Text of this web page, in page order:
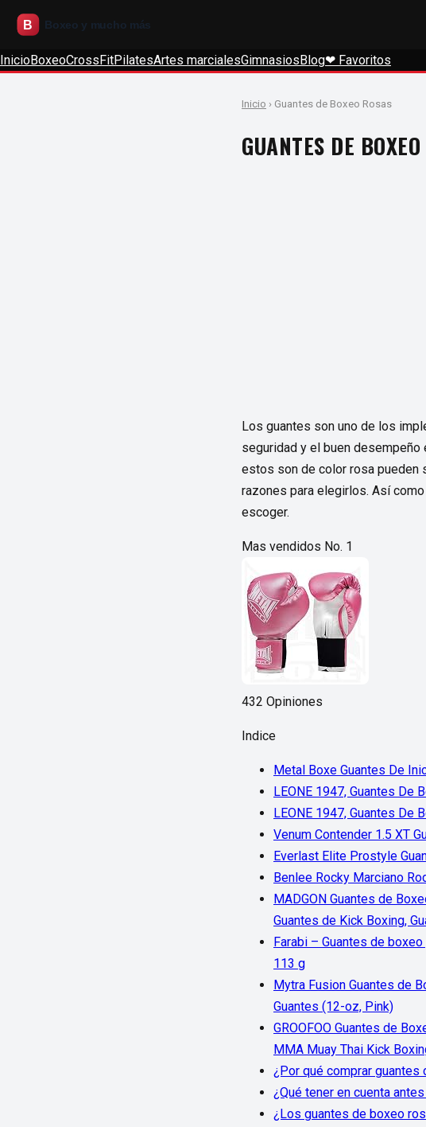
InicioBoxeoCrossFitPilatesArtes marcialesGimnasiosBlog❤ Favoritos
Inicio › Guantes de Boxeo Rosas
GUANTES DE
Los guantes son uno de los
seguridad y el buen
estos son de color rosa pueden
razones para elegirlos. Así
escoger.
Mas vendidos No. 1
432 Opiniones
Indice
Metal Boxe Guantes De
LEONE 1947, Guantes De
LEONE 1947, Guantes De
Venum Contender 1.5 XT
Everlast Elite Prostyle
Benlee Rocky Marciano
MADGON Guantes de
Guantes de Kick Boxing,
Farabi – Guantes de
113 g
Mytra Fusion Guantes de
Guantes (12-oz, Pink)
GROOFOO Guantes de
MMA Muay Thai Kick
¿Por qué comprar guantes
¿Qué tener en cuenta
¿Los guantes de boxeo